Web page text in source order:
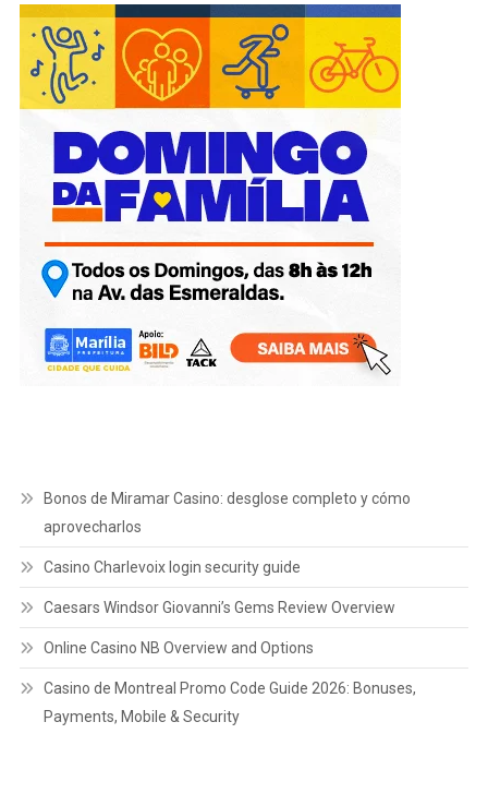
Bonos de Miramar Casino: desglose completo y cómo
aprovecharlos
Casino Charlevoix login security guide
Caesars Windsor Giovanni’s Gems Review Overview
Online Casino NB Overview and Options
Casino de Montreal Promo Code Guide 2026: Bonuses,
Payments, Mobile & Security